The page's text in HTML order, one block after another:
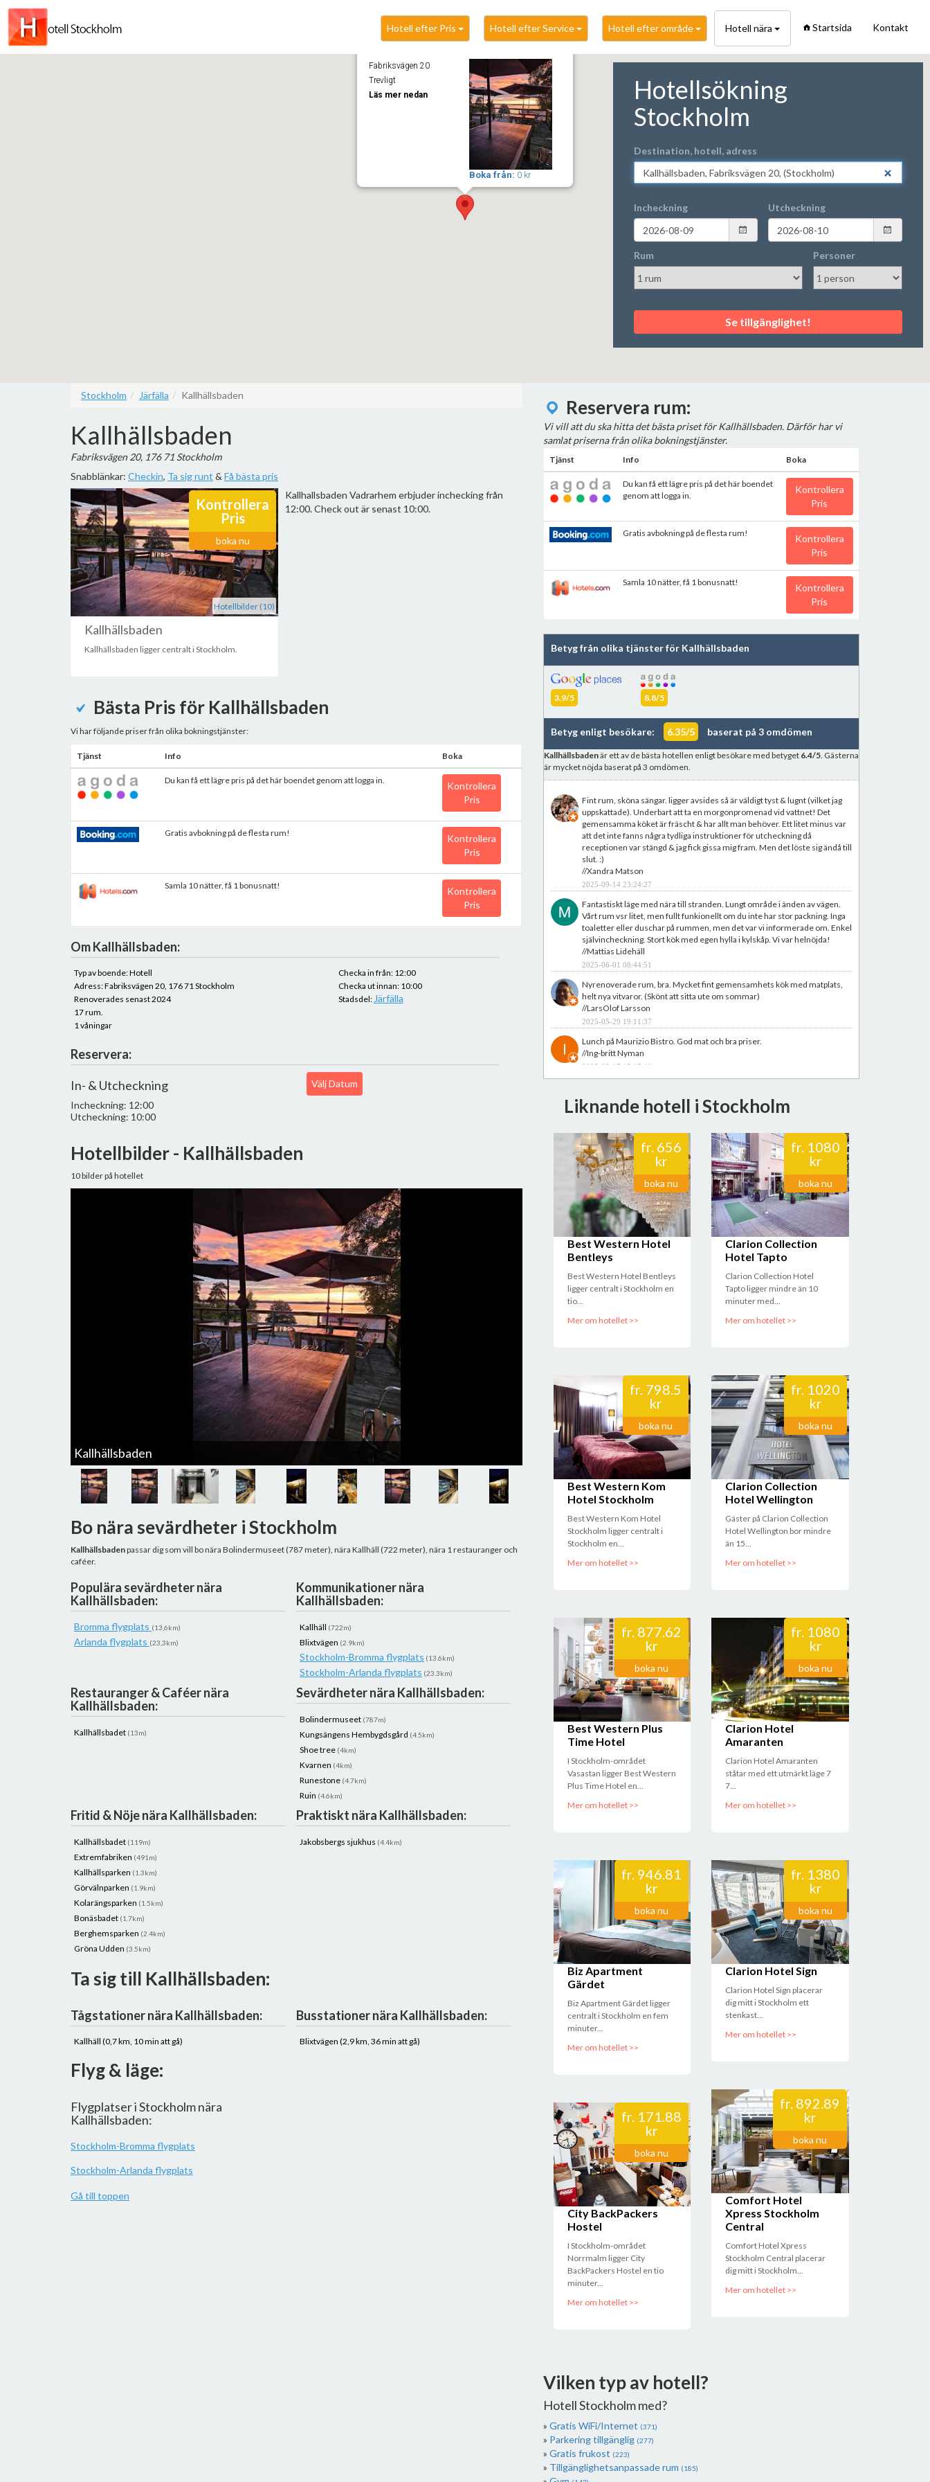
Hotell efter Pris Hotell efter Service Hotell efter område Hotell nära Startsida Kontakt
Kallhällsbaden
Fabriksvägen 20
Trevligt
Läs mer nedan
Boka från: 0 kr
Hotellsökning
Stockholm
Destination, hotell, adress
Incheckning Utcheckning
Rum Personer
Se tillgänglighet!
Stockholm Järfälla Kallhällsbaden
Kallhällsbaden
Fabriksvägen 20, 176 71 Stockholm
Snabblänkar: Checkin, Ta sig runt & Få bästa pris
Kontrollera
Pris
boka nu
Hotellbilder (10)
Kallhällsbaden
Kallhällsbaden ligger centralt i Stockholm.
Kallhallsbaden Vadrarhem erbjuder inchecking från
12:00. Check out är senast 10:00.
Bästa Pris för Kallhällsbaden
Vi har följande priser från olika bokningstjänster:
Tjänst Info Boka
Du kan få ett lägre pris på det här boendet genom att logga in.
Kontrollera
Pris
Gratis avbokning på de flesta rum!
Kontrollera
Pris
Samla 10 nätter, få 1 bonusnatt!
Kontrollera
Pris
Om Kallhällsbaden:
Typ av boende: Hotell
Adress: Fabriksvägen 20, 176 71 Stockholm
Renoverades senast 2024
17 rum.
1 våningar
Checka in från: 12:00
Checka ut innan: 10:00
Stadsdel: Järfälla
Reservera:
In- & Utcheckning
Incheckning: 12:00
Utcheckning: 10:00
Välj Datum
Hotellbilder - Kallhällsbaden
10 bilder på hotellet
Kallhällsbaden Kallhällsbaden
Bo nära sevärdheter i Stockholm
Kallhällsbadenpassar dig som vill bo nära Bolindermuseet (787 meter), nära Kallhäll (722 meter), nära 1 restauranger och
caféer.
Populära sevärdheter nära
Kallhällsbaden:
Bromma flygplats (13,6km)
Arlanda flygplats (23,3km)
Kommunikationer nära
Kallhällsbaden:
Kallhäll (722m)
Blixtvägen (2.9km)
Stockholm-Bromma flygplats (13.6km)
Stockholm-Arlanda flygplats (23.3km)
Restauranger & Caféer nära
Kallhällsbaden:
Kallhällsbadet (13m)
Sevärdheter nära Kallhällsbaden:
Bolindermuseet (787m)
Kungsängens Hembygdsgård (4.5km)
Shoe tree (4km)
Kvarnen (4km)
Runestone (4.7km)
Ruin (4.6km)
Fritid & Nöje nära Kallhällsbaden:
Kallhällsbadet (119m)
Extremfabriken (491m)
Kallhällsparken (1.3km)
Görvälnparken (1.9km)
Kolarängsparken (1.5km)
Bonäsbadet (1.7km)
Berghemsparken (2.4km)
Gröna Udden (3.5km)
Praktiskt nära Kallhällsbaden:
Jakobsbergs sjukhus (4.4km)
Ta sig till Kallhällsbaden:
Tågstationer nära Kallhällsbaden:
Kallhäll (0,7 km, 10 min att gå)
Busstationer nära Kallhällsbaden:
Blixtvägen (2,9 km, 36 min att gå)
Flyg & läge:
Flygplatser i Stockholm nära
Kallhällsbaden:
Stockholm-Bromma flygplats
Stockholm-Arlanda flygplats
Gå till toppen
Reservera rum:
Vi vill att du ska hitta det bästa priset för Kallhällsbaden. Därför har vi
samlat priserna från olika bokningstjänster.
Tjänst Info Boka
Du kan få ett lägre pris på det här boendet
genom att logga in.
Kontrollera
Pris
Gratis avbokning på de flesta rum!
Kontrollera
Pris
Samla 10 nätter, få 1 bonusnatt!
Kontrollera
Pris
Betyg från olika tjänster för Kallhällsbaden
3.9/5 8.8/5
Betyg enligt besökare: 6.35/5 baserat på 3 omdömen
Kallhällsbadenär ett av de bästa hotellen enligt besökare med betyget 6.4/5. Gästerna
är mycket nöjda baserat på 3 omdömen.
Fint rum, sköna sängar. ligger avsides så är väldigt tyst & lugnt (vilket jag
uppskattade). Underbart att ta en morgonpromenad vid vattnet! Det
gemensamma köket är fräscht & har allt man behöver. Ett litet minus var
att det inte fanns några tydliga instruktioner för utcheckning då
receptionen var stängd & jag fick gissa mig fram. Men det löste sig ändå till
slut. :)
//Xandra Matson
2025-09-14 23:24:27
Fantastiskt läge med nära till stranden. Lungt område i änden av vägen.
Vårt rum vsr litet, men fullt funkionellt om du inte har stor packning. Inga
toaletter eller duschar på rummen, men det var vi informerade om. Enkel
självincheckning. Stort kök med egen hylla i kylskåp. Vi var helnöjda!
//Mattias Lidehäll
2025-06-01 08:44:51
Nyrenoverade rum, bra. Mycket fint gemensamhets kök med matplats,
helt nya vitvaror. (Skönt att sitta ute om sommar)
//LarsOlof Larsson
2025-05-29 19:11:37
Lunch på Maurizio Bistro. God mat och bra priser.
//Ing-britt Nyman
2025-03-17 15:15:40
personal. Bra faciliteter.
//Martin Alklid
Liknande hotell i Stockholm
fr. 656
kr
boka nu
Best Western Hotel
Bentleys
Best Western Hotel Bentleys
ligger centralt i Stockholm en
tio...
Mer om hotellet >>
fr. 798.5
kr
boka nu
Best Western Kom
Hotel Stockholm
Best Western Kom Hotel
Stockholm ligger centralt i
Stockholm en...
Mer om hotellet >>
fr. 877.62
kr
boka nu
Best Western Plus
Time Hotel
I Stockholm-området
Vasastan ligger Best Western
Plus Time Hotel en...
Mer om hotellet >>
fr. 946.81
kr
boka nu
Biz Apartment
Gärdet
Biz Apartment Gärdet ligger
centralt i Stockholm en fem
minuter...
Mer om hotellet >>
fr. 171.88
kr
boka nu
City BackPackers
Hostel
I Stockholm-området
Norrmalm ligger City
BackPackers Hostel en tio
minuter...
Mer om hotellet >>
fr. 1080
kr
boka nu
Clarion Collection
Hotel Tapto
Clarion Collection Hotel
Tapto ligger mindre än 10
minuter med...
Mer om hotellet >>
fr. 1020
kr
boka nu
Clarion Collection
Hotel Wellington
Gäster på Clarion Collection
Hotel Wellington bor mindre
än 15...
Mer om hotellet >>
fr. 1080
kr
boka nu
Clarion Hotel
Amaranten
Clarion Hotel Amaranten
ståtar med ett utmärkt läge 7
7...
Mer om hotellet >>
fr. 1380
kr
boka nu
Clarion Hotel Sign
Clarion Hotel Sign placerar
dig mitt i Stockholm ett
stenkast...
Mer om hotellet >>
fr. 892.89
kr
boka nu
Comfort Hotel
Xpress Stockholm
Central
Comfort Hotel Xpress
Stockholm Central placerar
dig mitt i Stockholm...
Mer om hotellet >>
Vilken typ av hotell?
Hotell Stockholm med?
Gratis WiFi/Internet (371)
Parkering tillgänglig (277)
Gratis frukost (223)
Tillgänglighetsanpassade rum (185)